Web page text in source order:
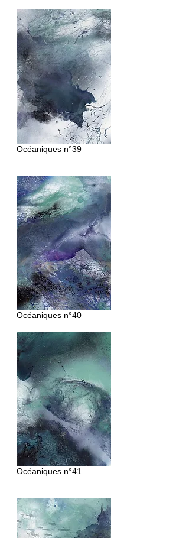
Océaniques n°39
Océaniques n°40
Océaniques n°41